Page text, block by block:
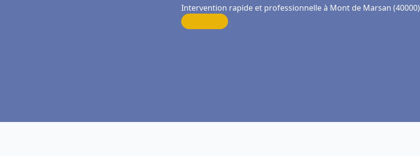
Intervention rapide et professionnelle à Mont de Marsan (40000)